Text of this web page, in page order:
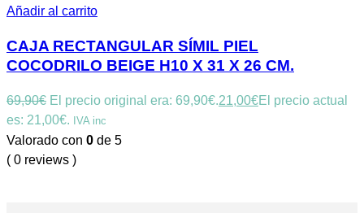
Añadir al carrito
CAJA RECTANGULAR SÍMIL PIEL
COCODRILO BEIGE H10 X 31 X 26 CM.
69,90€ El precio original era: 69,90€.21,00€El precio actual
es: 21,00€. IVA inc
Valorado con 0 de 5
( 0 reviews )